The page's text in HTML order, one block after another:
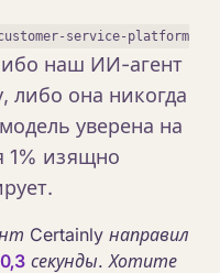
service-platform
наш ИИ-агент
либо она никогда
уверена на
1% изящно
Certainly направил
0,3 секунды. Хотите